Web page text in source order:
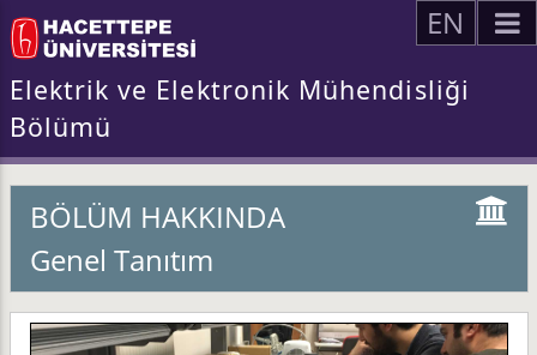
EN
Elektrik ve Elektronik Mühendisliği
Bölümü
BÖLÜM HAKKINDA
Genel Tanıtım